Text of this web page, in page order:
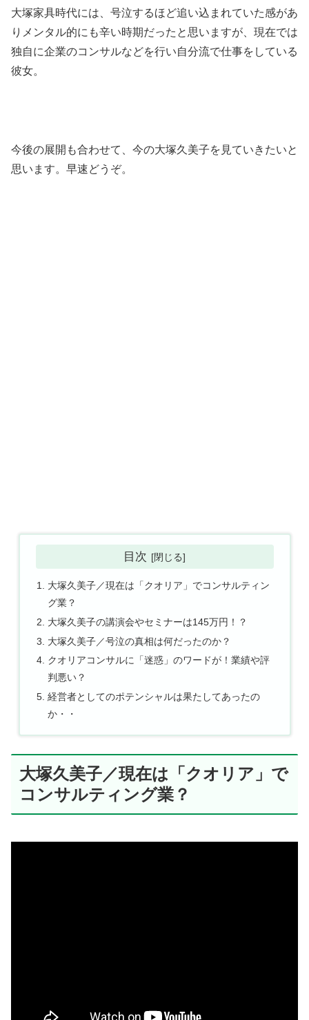
大塚家具時代には、号泣するほど追い込まれていた感があ
りメンタル的にも辛い時期だったと思いますが、現在では
独自に企業のコンサルなどを行い自分流で仕事をしている
彼女。
今後の展開も合わせて、今の大塚久美子を見ていきたいと
思います。早速どうぞ。
目次
大塚久美子／現在は「クオリア」でコンサルティン
グ業？
大塚久美子の講演会やセミナーは145万円！？
大塚久美子／号泣の真相は何だったのか？
クオリアコンサルに「迷惑」のワードが！業績や評
判悪い？
経営者としてのポテンシャルは果たしてあったの
か・・
大塚久美子／現在は「クオリア」で
コンサルティング業？